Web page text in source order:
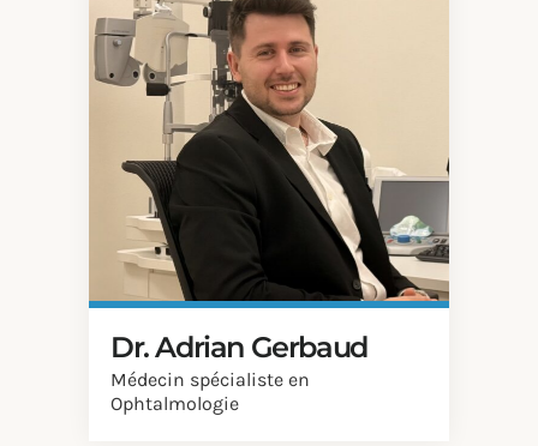
Dr. Adrian Gerbaud
Médecin spécialiste en
Ophtalmologie